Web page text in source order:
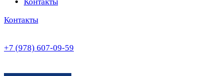
Контакты
+7 (978) 607-09-59